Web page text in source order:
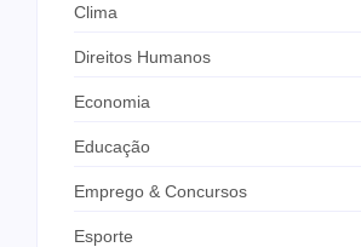
Clima
Direitos Humanos
Economia
Educação
Emprego & Concursos
Esporte